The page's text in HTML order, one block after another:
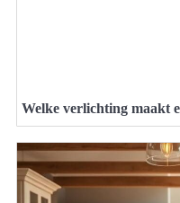
Welke verlichting maakt